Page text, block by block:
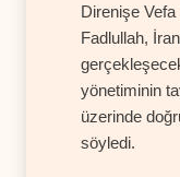
Direnişe
Fadlullah,
yönetiminin
üzerinde
söyledi.